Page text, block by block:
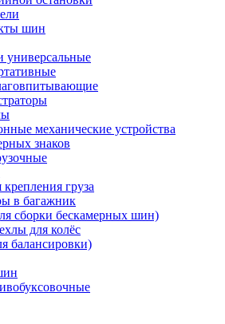
шин
универсальные
механические устройства
знаков
груза
в багажник
сборки бескамерных шин)
для колёс
балансировки)